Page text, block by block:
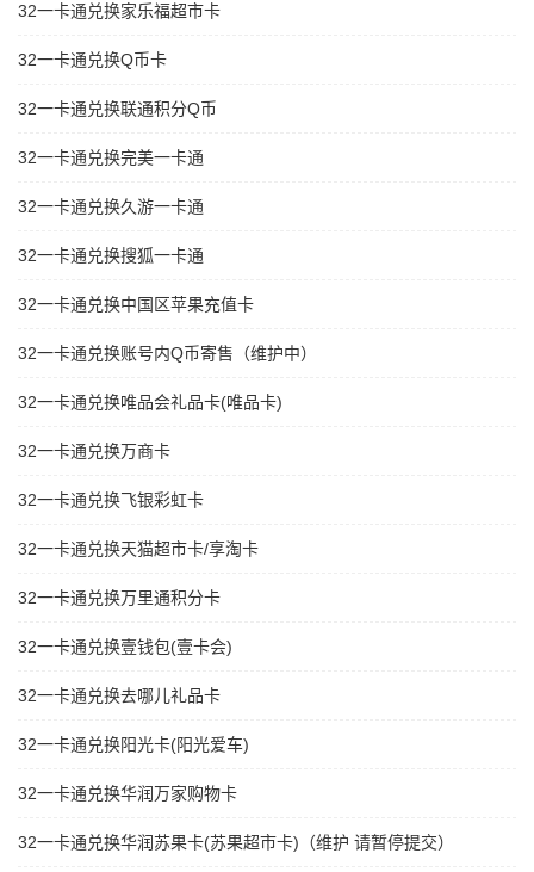
32一卡通兑换家乐福超市卡
32一卡通兑换Q币卡
32一卡通兑换联通积分Q币
32一卡通兑换完美一卡通
32一卡通兑换久游一卡通
32一卡通兑换搜狐一卡通
32一卡通兑换中国区苹果充值卡
32一卡通兑换账号内Q币寄售（维护中）
32一卡通兑换唯品会礼品卡(唯品卡)
32一卡通兑换万商卡
32一卡通兑换飞银彩虹卡
32一卡通兑换天猫超市卡/享淘卡
32一卡通兑换万里通积分卡
32一卡通兑换壹钱包(壹卡会)
32一卡通兑换去哪儿礼品卡
32一卡通兑换阳光卡(阳光爱车)
32一卡通兑换华润万家购物卡
32一卡通兑换华润苏果卡(苏果超市卡)（维护 请暂停提交）